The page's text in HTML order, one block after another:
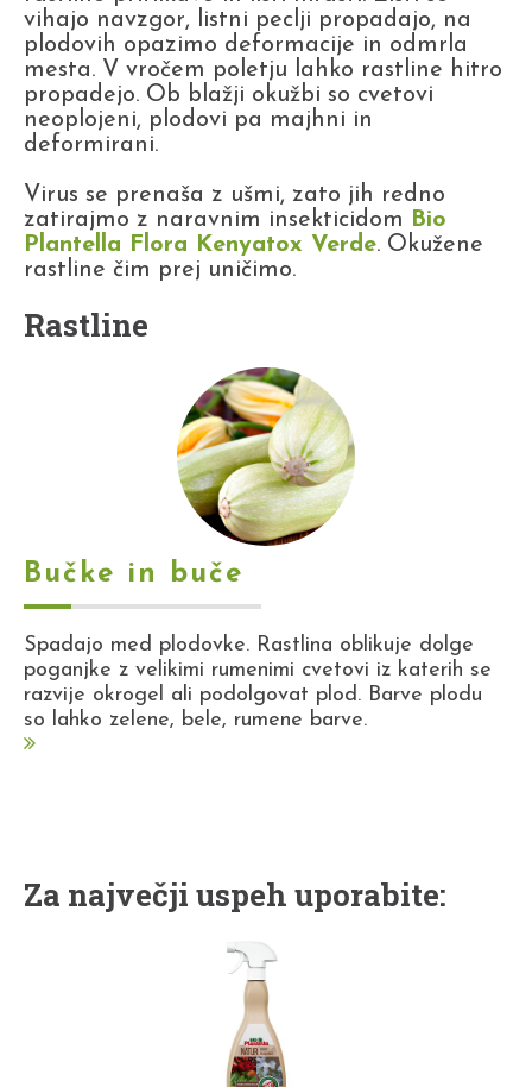
vihajo navzgor, listni peclji propadajo, na
plodovih opazimo deformacije in odmrla
mesta. V vročem poletju lahko rastline hitro
propadejo. Ob blažji okužbi so cvetovi
neoplojeni, plodovi pa majhni in
deformirani.
Virus se prenaša z ušmi, zato jih redno
zatirajmo z naravnim insekticidom Bio
Plantella Flora Kenyatox Verde. Okužene
rastline čim prej uničimo.
Rastline
Bučke in buče
Spadajo med plodovke. Rastlina oblikuje dolge
poganjke z velikimi rumenimi cvetovi iz katerih se
razvije okrogel ali podolgovat plod. Barve plodu
so lahko zelene, bele, rumene barve.
Za največji uspeh uporabite: